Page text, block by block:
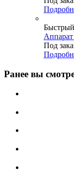
Под
Ранее вы